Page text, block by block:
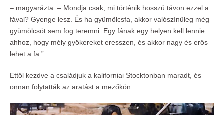
– magyarázta. – Mondja csak, mi történik hosszú távon ezzel a
fával? Gyenge lesz. És ha gyümölcsfa, akkor valószínűleg még
gyümölcsöt sem fog teremni. Egy fának egy helyen kell lennie
ahhoz, hogy mély gyökereket eresszen, és akkor nagy és erős
lehet a fa.”
Ettől kezdve a családjuk a kaliforniai Stocktonban maradt, és
onnan folytatták az aratást a mezőkön.